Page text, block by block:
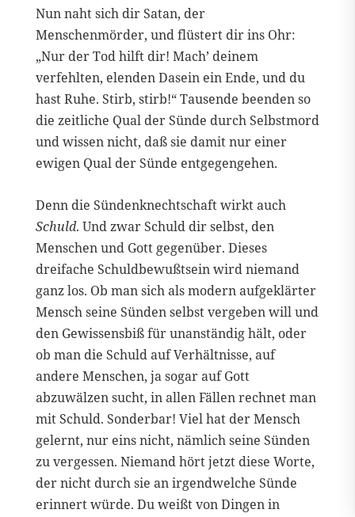
Nun naht sich dir Satan, der
Menschenmörder, und flüstert dir ins Ohr:
„Nur der Tod hilft dir! Mach’ deinem
verfehlten, elenden Dasein ein Ende, und du
hast Ruhe. Stirb, stirb!“ Tausende beenden so
die zeitliche Qual der Sünde durch Selbstmord
und wissen nicht, daß sie damit nur einer
ewigen Qual der Sünde entgegengehen.
Denn die Sündenknechtschaft wirkt auch
Schuld. Und zwar Schuld dir selbst, den
Menschen und Gott gegenüber. Dieses
dreifache Schuldbewußtsein wird niemand
ganz los. Ob man sich als modern aufgeklärter
Mensch seine Sünden selbst vergeben will und
den Gewissensbiß für unanständig hält, oder
ob man die Schuld auf Verhältnisse, auf
andere Menschen, ja sogar auf Gott
abzuwälzen sucht, in allen Fällen rechnet man
mit Schuld. Sonderbar! Viel hat der Mensch
gelernt, nur eins nicht, nämlich seine Sünden
zu vergessen. Niemand hört jetzt diese Worte,
der nicht durch sie an irgendwelche Sünde
erinnert würde. Du weißt von Dingen in